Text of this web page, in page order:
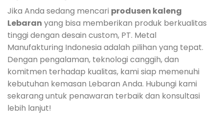
Jika Anda sedang mencari produsen kaleng
Lebaran yang bisa memberikan produk berkualitas
tinggi dengan desain custom, PT. Metal
Manufakturing Indonesia adalah pilihan yang tepat.
Dengan pengalaman, teknologi canggih, dan
komitmen terhadap kualitas, kami siap memenuhi
kebutuhan kemasan Lebaran Anda. Hubungi kami
sekarang untuk penawaran terbaik dan konsultasi
lebih lanjut!